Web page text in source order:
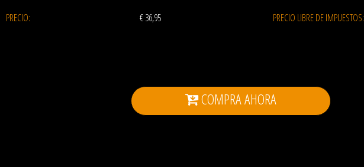
PRECIO:
€36,95 PRECIO LIBRE DE IMPUESTOS:
COMPRA AHORA